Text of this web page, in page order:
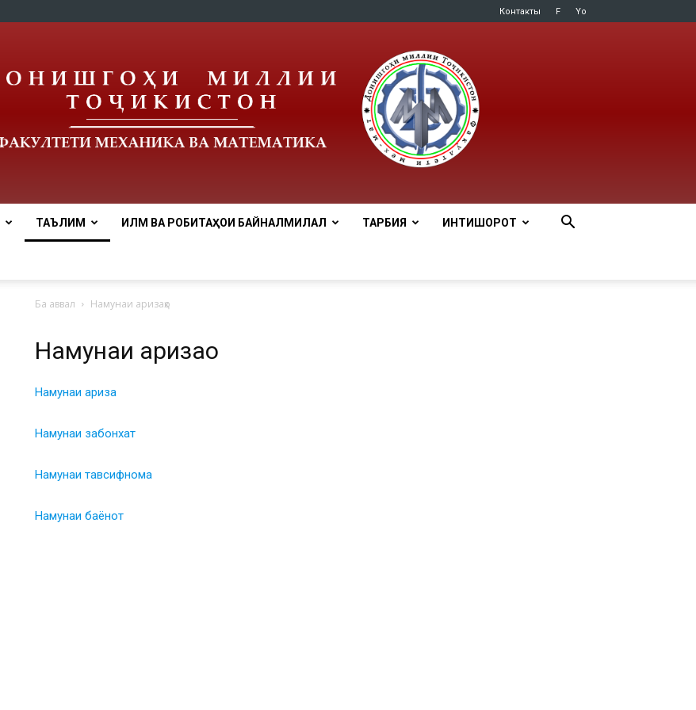
Контакты F Yo
ТАЪЛИМ ИЛМ ВА РОБИТАҲОИ БАЙНАЛМИЛАЛӢ ТАРБИЯ ИНТИШОРОТ
Ба аввал Намунаи аризаҳо
Намунаи аризаҳо
Намунаи ариза
Намунаи забонхат
Намунаи тавсифнома
Намунаи баёнот